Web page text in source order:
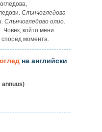
Слънчогледова
Слънчогледово олио.
Човек, който мени
момента.
на английски
annuus)